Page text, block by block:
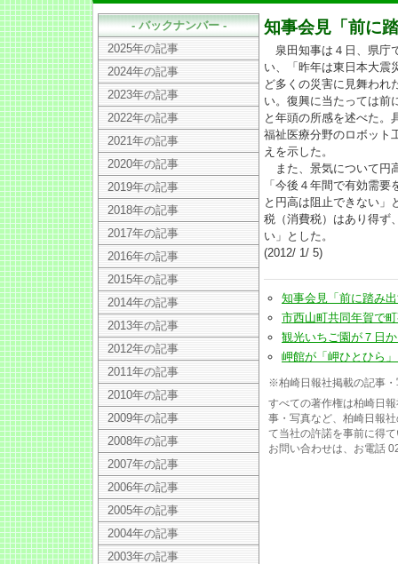
知事会見「前に
泉田知事は４日、県庁
い、「昨年は東日本大震
ど多くの災害に見舞われ
い。復興に当たっては前
と年頭の所感を述べた。
福祉医療分野のロボット
えを示した。
また、景気について円
「今後４年間で有効需
と円高は阻止できない」
税（消費税）はあり得ず
い」とした。
(2012/ 1/ 5)
知事会見「前に踏み
市西山町共同年賀で
観光いちご園が７日
岬館が「岬ひとひら
※柏崎日報社掲載の記事
すべての著作権は柏崎日
事・写真など、柏崎日報
て当社の許諾を事前に得
お問い合わせは、お電話
- バックナンバー -
2025年の記事
2024年の記事
2023年の記事
2022年の記事
2021年の記事
2020年の記事
2019年の記事
2018年の記事
2017年の記事
2016年の記事
2015年の記事
2014年の記事
2013年の記事
2012年の記事
2011年の記事
2010年の記事
2009年の記事
2008年の記事
2007年の記事
2006年の記事
2005年の記事
2004年の記事
2003年の記事